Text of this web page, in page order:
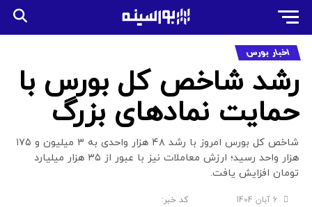
اخبار بورس
رشد شاخص کل بورس با
حمایت نمادهای بزرگ
شاخص کل بورس امروز با رشد ۴۸ هزار واحدی به ۳ میلیون و ۱۷۵
هزار واحد رسید؛ ارزش معاملات نیز با عبور از ۳۵ هزار میلیارد
تومان افزایش یافت.
6 آبان 1404